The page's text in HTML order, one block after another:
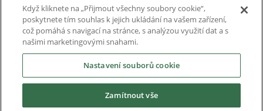
Vůdčí myšlení
Odborný dokument
Ke stažení
Když kliknete na „Přijmout všechny soubory cookie“,
poskytnete tím souhlas k jejich ukládání na vašem zařízení,
což pomáhá s navigací na stránce, s analýzou využití dat a s
našimi marketingovými snahami.
Nastavení souborů cookie
Zamítnout vše